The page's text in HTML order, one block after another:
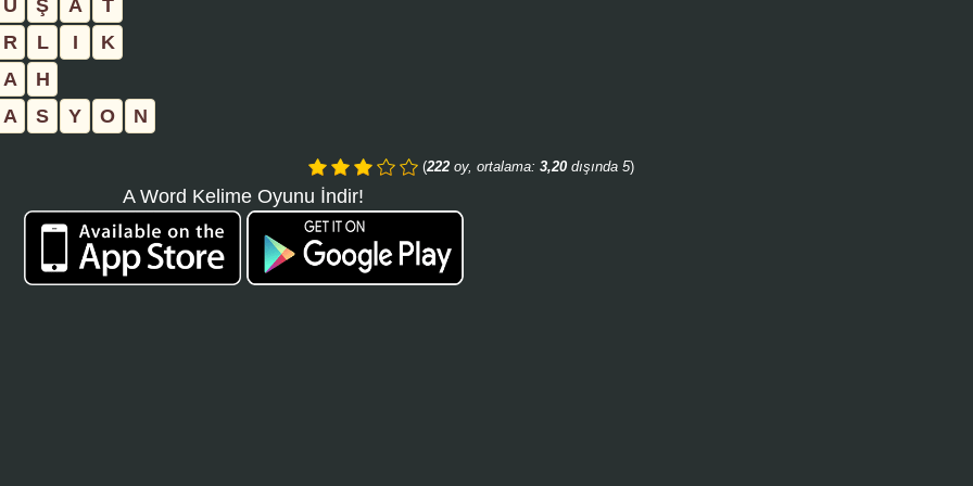
U Ş A
T
R L I
K
A
H
A S Y O N
(222 oy, ortalama: 3,20 dışında 5)
A Word Kelime Oyunu İndir!